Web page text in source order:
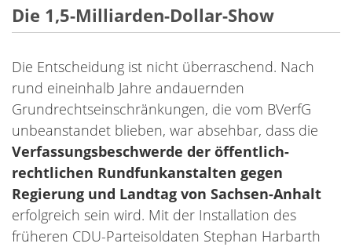
Die 1,5-Milliarden-Dollar-Show
Die Entscheidung ist nicht überraschend. Nach
rund eineinhalb Jahre andauernden
Grundrechtseinschränkungen, die vom BVerfG
unbeanstandet blieben, war absehbar, dass die
Verfassungsbeschwerde der öffentlich-
rechtlichen Rundfunkanstalten gegen
Regierung und Landtag von Sachsen-Anhalt
erfolgreich sein wird. Mit der Installation des
früheren CDU-Parteisoldaten Stephan Harbarth